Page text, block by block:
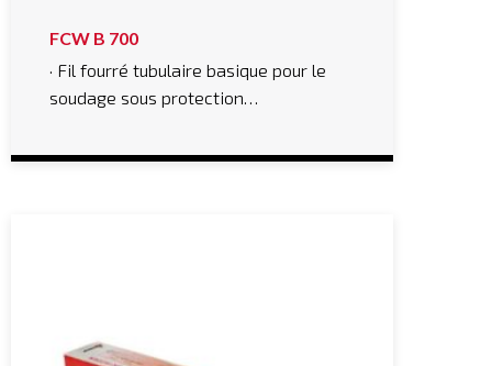
FCW B 700
· Fil fourré tubulaire basique pour le
soudage sous protection…